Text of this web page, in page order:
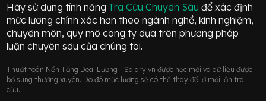
Hãy sử dụng tính năng Tra Cứu Chuyên Sâuđể xác định
mức lương chính xác hơn theo ngành nghề, kinh nghiệm,
chuyên môn, quy mô công ty dựa trên phương pháp
luận chuyên sâu của chúng tôi.
Thuật toán Nền Tảng Deal Lương - Salary.vn được học mới và dữ liệu được
bổ sung thường xuyên. Do đó mức lương sẽ có thể thay đổi ở mỗi lần tra
cứu.